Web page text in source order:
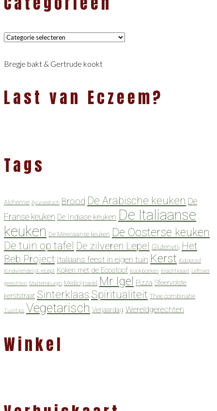
Categorieën
Bregje bakt & Gertrude kookt
Last van Eczeem?
Tags
Alchemie Ayurvedisch Brood De Arabische keuken De
Franse keuken De Indiase keuken De Italiaanse
keuken De Mexicaanse keuken De Oosterse keuken
De tuin op tafel De zilveren Lepel Glutenvrij Het
Beb Project Italiaans feest in eigen tuin Kerst Kidsproof
Kindvriendelijk recept Koken met de Ecostoof Kookboeken Krachtkaart Leftover
gerechten Mattemburgh Medicijnwiel Mr Igel Pizza Sfeervolste
kerststraat Sinterklaas Spiritualiteit Thee combinatie
Tuintips Vegetarisch Verjaardag Wereldgerechten
Winkel